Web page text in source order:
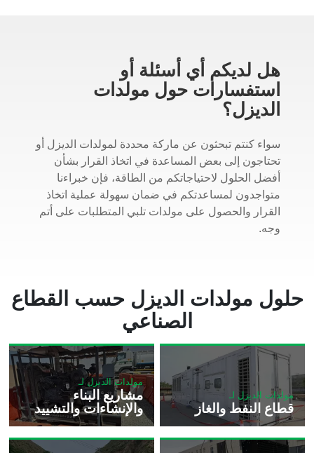
هل لديكم أي أسئلة أو
استفسارات حول مولدات
الديزل؟
سواء كنتم تبحثون عن ماركة محددة لمولدات الديزل أو
تحتاجون إلى بعض المساعدة في اتخاذ القرار بشأن
أفضل الحلول لاحتياجاتكم من الطاقة، فإن خبراءنا
متواجدون لمساعدتكم في ضمان سهولة عملية اتخاذ
القرار والحصول على مولدات تلبي المتطلبات على أتم
وجه.
حلول مولدات الديزل حسب القطاع
الصناعي
مولدات الديزل لـ
قطاع النفط والغاز
مولدات الديزل لـ
مشاريع البناء
والإنشاءات والتشييد